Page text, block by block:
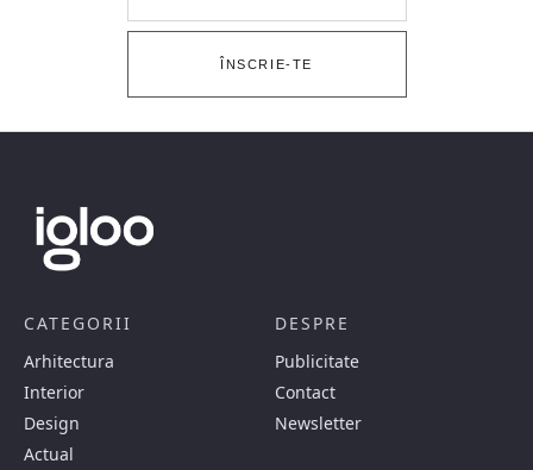
ÎNSCRIE-TE
CATEGORII
Arhitectura
Interior
Design
Actual
DESPRE
Publicitate
Contact
Newsletter